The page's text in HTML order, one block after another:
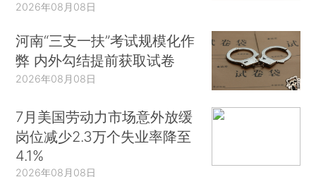
2026年08月08日
河南“三支一扶”考试规模化作
弊 内外勾结提前获取试卷
2026年08月08日
7月美国劳动力市场意外放缓
岗位减少2.3万个失业率降至
4.1%
2026年08月08日